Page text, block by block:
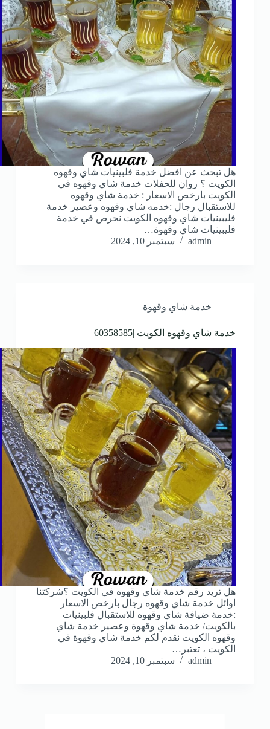
هل تبحث عن افضل خدمة فلبينيات شاي وقهوه
الكويت ؟ روان للحفلات خدمة شاي وقهوه في
الكويت بارخص الاسعار : خدمة شاي وقهوه
للاستقبال رجال :خدمه شاي وقهوه وعصير خدمة
فليبينيات شاي وقهوه الكويت نحرص في خدمة
فليبينيات شاي وقهوة…
admin
سبتمبر 10, 2024
خدمة شاي وقهوة
خدمة شاي وقهوه الكويت |60358585
هل تريد رقم خدمة شاي وقهوه في الكويت ؟شركتنا
اوائل خدمة شاي وقهوه رجال بارخص الاسعار
:خدمة ضيافة شاي وقهوه للاستقبال فلبينيات
بالكويت/ خدمة شاي وقهوة وعصير خدمة شاي
وقهوه الكويت نقدم لكم خدمة شاي وقهوة في
الكويت ، تعتبر…
admin
سبتمبر 10, 2024